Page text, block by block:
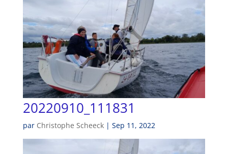
20220910_111831
par Christophe Scheeck| Sep 11, 2022